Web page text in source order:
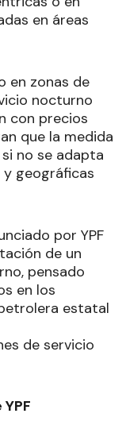
en áreas
en zonas de
nocturno
con precios
que la medida
no se adapta
geográficas
por YPF
de un
pensado
en los
estatal
de servicio